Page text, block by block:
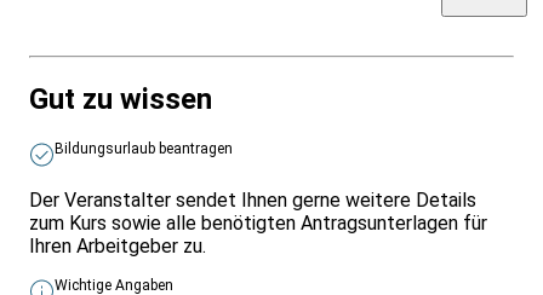
Gut zu wissen
Bildungsurlaub beantragen
Der Veranstalter sendet Ihnen gerne weitere Details
zum Kurs sowie alle benötigten Antragsunterlagen für
Ihren Arbeitgeber zu.
Wichtige Angaben